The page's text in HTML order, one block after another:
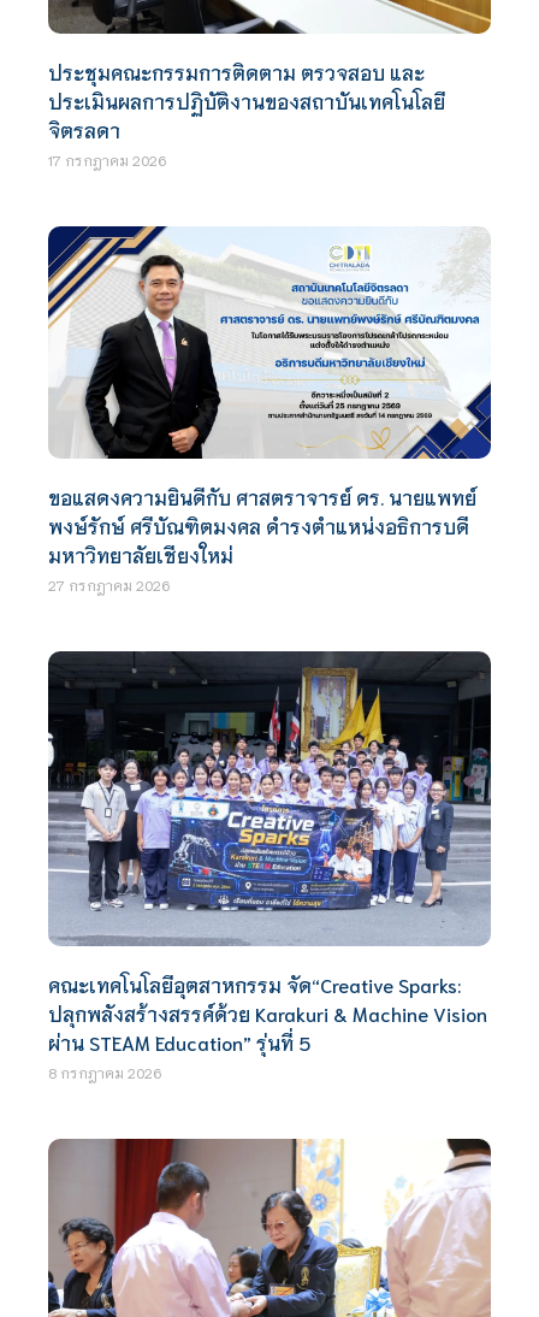
ประชุมคณะกรรมการติดตาม ตรวจสอบ และ
ประเมินผลการปฏิบัติงานของสถาบันเทคโนโลยี
จิตรลดา
17 กรกฎาคม 2026
ขอแสดงความยินดีกับ ศาสตราจารย์ ดร. นายแพทย์
พงษ์รักษ์ ศรีบัณฑิตมงคล ดำรงตำแหน่งอธิการบดี
มหาวิทยาลัยเชียงใหม่
27 กรกฎาคม 2026
คณะเทคโนโลยีอุตสาหกรรม จัด“Creative Sparks:
ปลุกพลังสร้างสรรค์ด้วย Karakuri & Machine Vision
ผ่าน STEAM Education” รุ่นที่ 5
8 กรกฎาคม 2026